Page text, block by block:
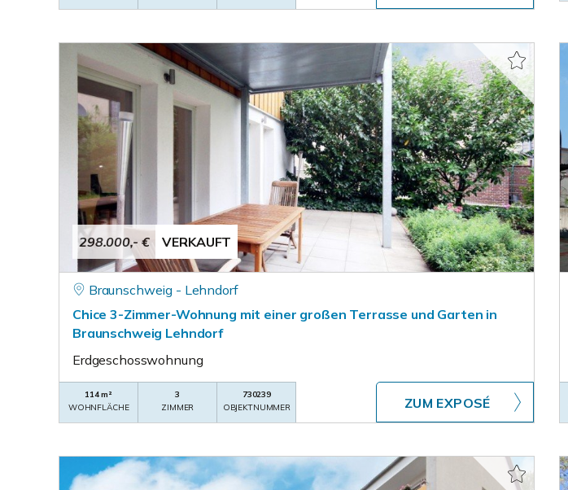
298.000,- € VERKAUFT
Braunschweig - Lehndorf
Chice 3-Zimmer-Wohnung mit einer großen Terrasse und Garten in
Braunschweig Lehndorf
Erdgeschosswohnung
114 m²
WOHNFLÄCHE
3
ZIMMER
730239
OBJEKTNUMMER
ZUM EXPOSÉ